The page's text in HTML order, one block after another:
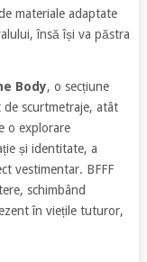
materiale adaptate
însă își va păstra
Body, o secțiune
scurtmetraje, atât
o explorare
și identitate, a
vestimentar. BFFF
schimbând
în viețile tuturor,